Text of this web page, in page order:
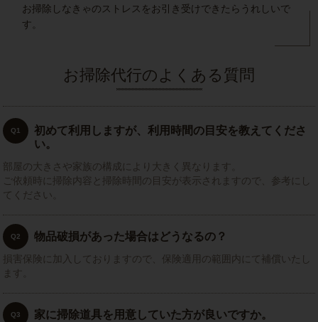
お掃除しなきゃのストレスをお引き受けできたらうれしいで
す。
お掃除代行のよくある質問
Q1
初めて利用しますが、利用時間の目安を教えてくださ
い。
部屋の大きさや家族の構成により大きく異なります。
ご依頼時に掃除内容と掃除時間の目安が表示されますので、参考にし
てください。
Q2 物品破損があった場合はどうなるの？
損害保険に加入しておりますので、保険適用の範囲内にて補償いたし
ます。
Q3 家に掃除道具を用意していた方が良いですか。